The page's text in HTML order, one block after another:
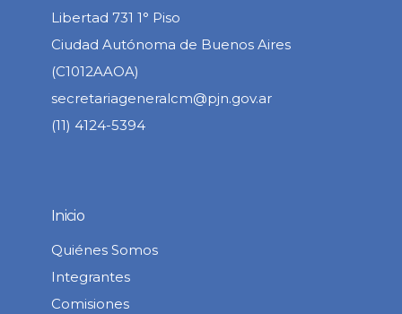
Libertad 731 1° Piso
Ciudad Autónoma de Buenos Aires
(C1012AAOA)
secretariageneralcm@pjn.gov.ar
(11) 4124-5394
Inicio
Quiénes Somos
Integrantes
Comisiones